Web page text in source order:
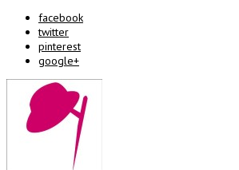
facebook
twitter
pinterest
google+